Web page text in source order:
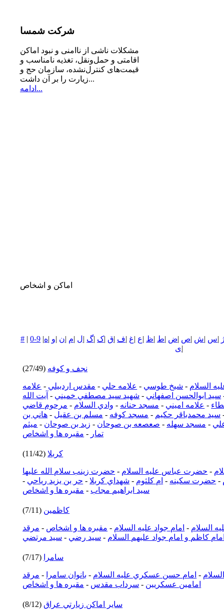
شرکت شمسا
مشكلات ناشی از ناامنی و نبود اماكن
اقامتی و حمل‌ونقل، تغذیه‌ نامناسب و
قیمت‌های كنترل‌نشده، سازمان حج و
زیارت را بر آن داشت...
ادامه...
اماکن و اشخاص
# |0-9 | |س |ش |ص |ض |ط |ظ |ع |غ |ف |ق |ک |گ |ل |م |ن |و |ه
|ی
نجف و كوفه (27/49)
السلام - شيخ طوسي - علامه حلي - مقدس اردبيلي - علامه
سيد ابوالحسن اصفهاني - شهيد سيد مصطفي خميني - آيت الله
- علامه اميني - مسجد حنانه - وادي السلام - مرحوم قاضي
سيد محمدباقر حكيم - مسجد كوفه - مسلم بن عقيل - هاني بن
- مسجد سهله - صعصعه بن صوحان - زيد بن صوحان - ميثم
تمار - مقبره ها و اشخاص
كربلا (11/42)
- حضرت عباس عليه السلام - حضرت زينب سلام الله عليها
- حضرت سكينه - ام كلثوم - شهداي كربلا- حر بن يزيد رياحي -
سيد ابراهيم مجاب - مقبره ها و اشخاص
كاظمين (7/11)
السلام - امام جواد عليه السلام - مقبره ها و اشخاص - مرقد
كاظم و امام جواد عليهم السلام - سيد رضي - سيد مرتضي
سامرا (7/17)
- امام حسن عسكري عليه السلام - بانوان سامرا - مرقد
امامين عسكريين - سرداب مقدس - مقبره ها و اشخاص
ساير اماكن زيارتي عراق (8/12)